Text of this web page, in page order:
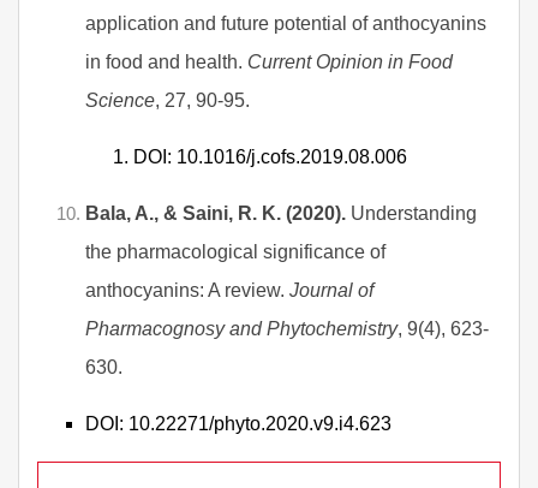
application and future potential of anthocyanins
in food and health. Current Opinion in Food
Science, 27, 90-95.
DOI: 10.1016/j.cofs.2019.08.006
Bala, A., & Saini, R. K. (2020). Understanding
the pharmacological significance of
anthocyanins: A review. Journal of
Pharmacognosy and Phytochemistry, 9(4), 623-
630.
DOI: 10.22271/phyto.2020.v9.i4.623